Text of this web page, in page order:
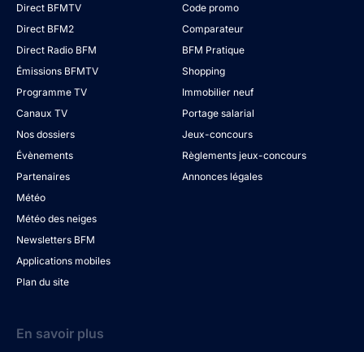
Direct BFMTV
Direct BFM2
Direct Radio BFM
Émissions BFMTV
Programme TV
Canaux TV
Nos dossiers
Évènements
Partenaires
Météo
Météo des neiges
Newsletters BFM
Applications mobiles
Plan du site
Code promo
Comparateur
BFM Pratique
Shopping
Immobilier neuf
Portage salarial
Jeux-concours
Règlements jeux-concours
Annonces légales
En savoir plus